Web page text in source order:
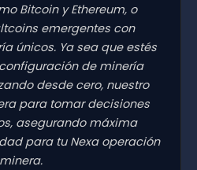
Bitcoin y Ethereum, o
emergentes con
únicos. Ya sea que estés
de minería
desde cero, nuestro
para tomar decisiones
asegurando máxima
para tu Nexa operación
minera.